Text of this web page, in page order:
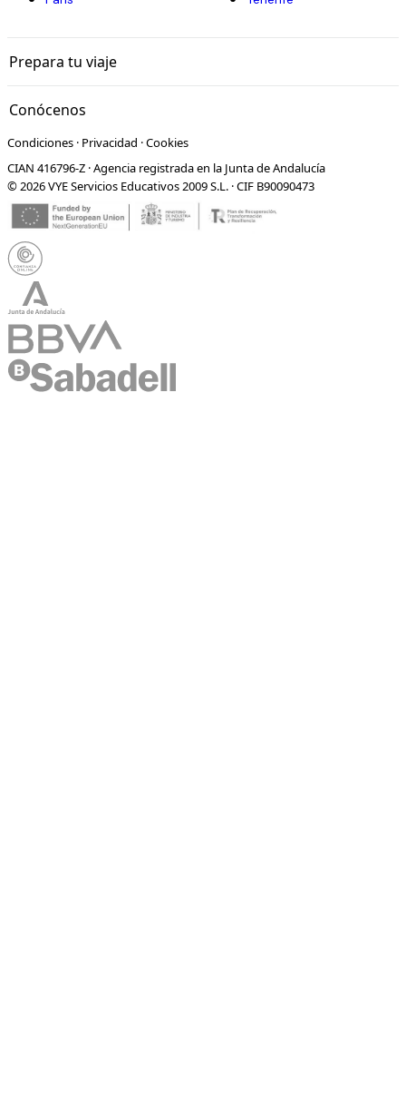
Prepara tu viaje
Conócenos
Condiciones · Privacidad ·Cookies
CIAN 416796-Z · Agencia registrada en la Junta de Andalucía
© 2026 VYE Servicios Educativos 2009 S.L. · CIF B90090473